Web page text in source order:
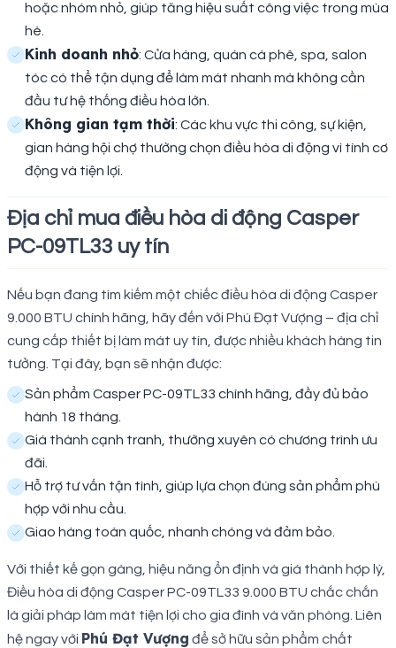
hoặc nhóm nhỏ, giúp tăng hiệu suất công việc trong mùa
hè.
Kinh doanh nhỏ: Cửa hàng, quán cà phê, spa, salon
tóc có thể tận dụng để làm mát nhanh mà không cần
đầu tư hệ thống điều hòa lớn.
Không gian tạm thời: Các khu vực thi công, sự kiện,
gian hàng hội chợ thường chọn điều hòa di động vì tính cơ
động và tiện lợi.
Địa chỉ mua điều hòa di động Casper
PC-09TL33 uy tín
Nếu bạn đang tìm kiếm một chiếc điều hòa di động Casper
9.000 BTU chính hãng, hãy đến với Phú Đạt Vượng – địa chỉ
cung cấp thiết bị làm mát uy tín, được nhiều khách hàng tin
tưởng. Tại đây, bạn sẽ nhận được:
Sản phẩm Casper PC-09TL33 chính hãng, đầy đủ bảo
hành 18 tháng.
Giá thành cạnh tranh, thường xuyên có chương trình ưu
đãi.
Hỗ trợ tư vấn tận tình, giúp lựa chọn đúng sản phẩm phù
hợp với nhu cầu.
Giao hàng toàn quốc, nhanh chóng và đảm bảo.
Với thiết kế gọn gàng, hiệu năng ổn định và giá thành hợp lý,
Điều hòa di động Casper PC-09TL33 9.000 BTU chắc chắn
là giải pháp làm mát tiện lợi cho gia đình và văn phòng. Liên
hệ ngay với Phú Đạt Vượng để sở hữu sản phẩm chất